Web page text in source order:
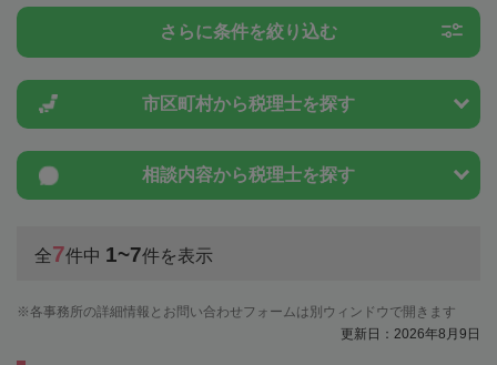
さらに条件を絞り込む
市区町村から税理士を探す
相談内容から税理士を探す
全7件中 1~7件を表示
各事務所の詳細情報とお問い合わせフォームは別ウィンドウで開きます
更新日：2026年8月9日